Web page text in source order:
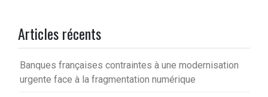
Articles récents
Banques françaises contraintes à une modernisation
urgente face à la fragmentation numérique